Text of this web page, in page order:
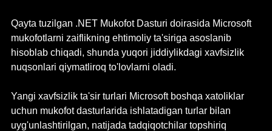
Qayta tuzilgan .NET Mukofot Dasturi doirasida Microsoft
mukofotlarni zaiflikning ehtimoliy ta'siriga asoslanib
hisoblab chiqadi, shunda yuqori jiddiylikdagi xavfsizlik
nuqsonlari qiymatliroq to'lovlarni oladi.
Yangi xavfsizlik ta'sir turlari Microsoft boshqa xatoliklar
uchun mukofot dasturlarida ishlatadigan turlar bilan
uyg'unlashtirilgan, natijada tadqiqotchilar topshiriq